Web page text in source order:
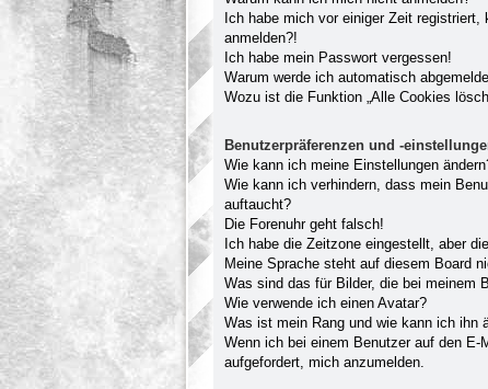
Ich habe mich vor einiger Zeit
anmelden?!
Ich habe mein Passwort vergessen!
Warum werde ich automatisch
Wozu ist die Funktion „Alle Cookies
Benutzerpräferenzen und -
Wie kann ich meine Einstellungen
Wie kann ich verhindern, dass mein
auftaucht?
Die Forenuhr geht falsch!
Ich habe die Zeitzone eingestellt, aber
Meine Sprache steht auf diesem Board
Was sind das für Bilder, die bei meinem
Wie verwende ich einen Avatar?
Was ist mein Rang und wie kann ich ihn
Wenn ich bei einem Benutzer auf den E-
aufgefordert, mich anzumelden.